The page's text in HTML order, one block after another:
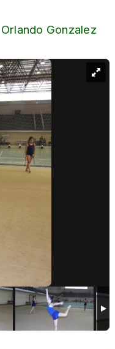
Gonzalez